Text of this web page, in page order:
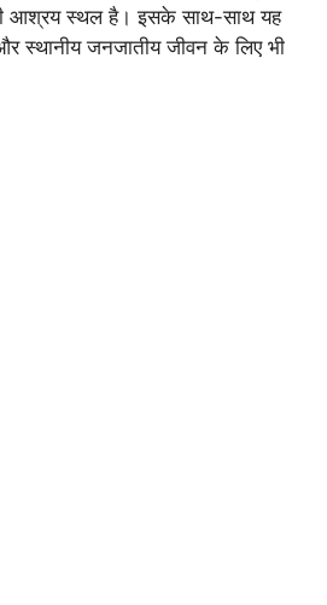
भी आश्रय स्थल है। इसके साथ-साथ यह
स्थानीय जनजातीय जीवन के लिए भी